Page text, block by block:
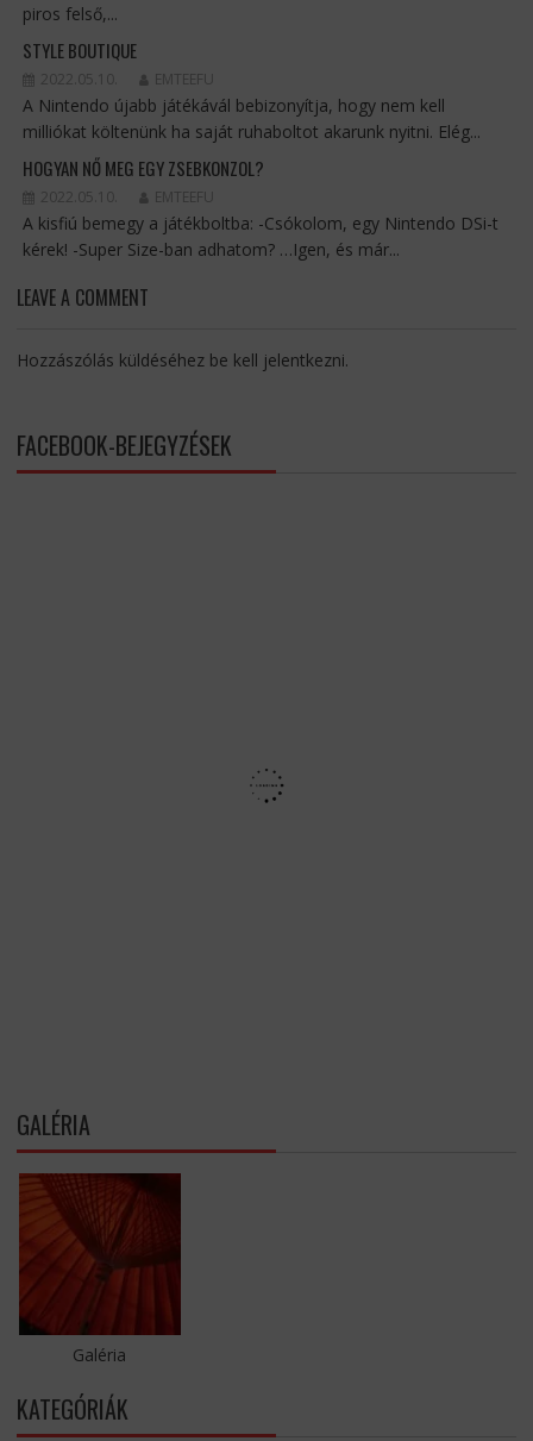
piros felső,...
STYLE BOUTIQUE
2022.05.10. EMTEEFU
A Nintendo újabb játékávál bebizonyítja, hogy nem kell
milliókat költenünk ha saját ruhaboltot akarunk nyitni. Elég...
HOGYAN NŐ MEG EGY ZSEBKONZOL?
2022.05.10. EMTEEFU
A kisfiú bemegy a játékboltba: -Csókolom, egy Nintendo DSi-t
kérek! -Super Size-ban adhatom? …Igen, és már...
LEAVE A COMMENT
Hozzászólás küldéséhez be kell jelentkezni.
FACEBOOK-BEJEGYZÉSEK
GALÉRIA
Galéria
KATEGÓRIÁK